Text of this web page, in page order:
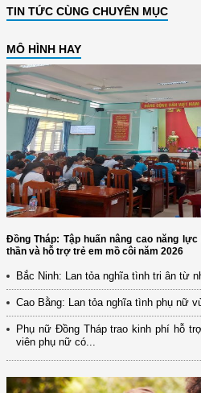
TIN TỨC CÙNG CHUYÊN MỤC
MÔ HÌNH HAY
Đồng Tháp: Tập huấn nâng cao năng
thần và hỗ trợ trẻ em mồ côi năm 2026
Bắc Ninh: Lan tỏa nghĩa tình tri ân từ
Cao Bằng: Lan tỏa nghĩa tình phụ nữ
Phụ nữ Đồng Tháp trao kinh phí hỗ
viên phụ nữ có...